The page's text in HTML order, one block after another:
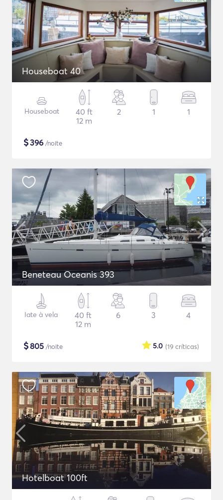
Houseboat 40
Houseboat
40 ft
12 m
2 1 1
$396 /noite
Beneteau Oceanis 393
Iate à vela
40 ft
12 m
6 3 4
$805 /noite (19 críticas)
5.0
Hotelboat 100ft